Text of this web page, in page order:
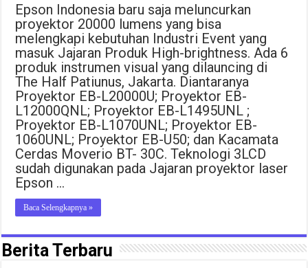
Epson Indonesia baru saja meluncurkan
proyektor 20000 lumens yang bisa
melengkapi kebutuhan Industri Event yang
masuk Jajaran Produk High-brightness. Ada 6
produk instrumen visual yang dilauncing di
The Half Patiunus, Jakarta. Diantaranya
Proyektor EB-L20000U; Proyektor EB-
L12000QNL; Proyektor EB-L1495UNL ;
Proyektor EB-L1070UNL; Proyektor EB-
1060UNL; Proyektor EB-U50; dan Kacamata
Cerdas Moverio BT- 30C. Teknologi 3LCD
sudah digunakan pada Jajaran proyektor laser
Epson …
Baca Selengkapnya »
Berita Terbaru